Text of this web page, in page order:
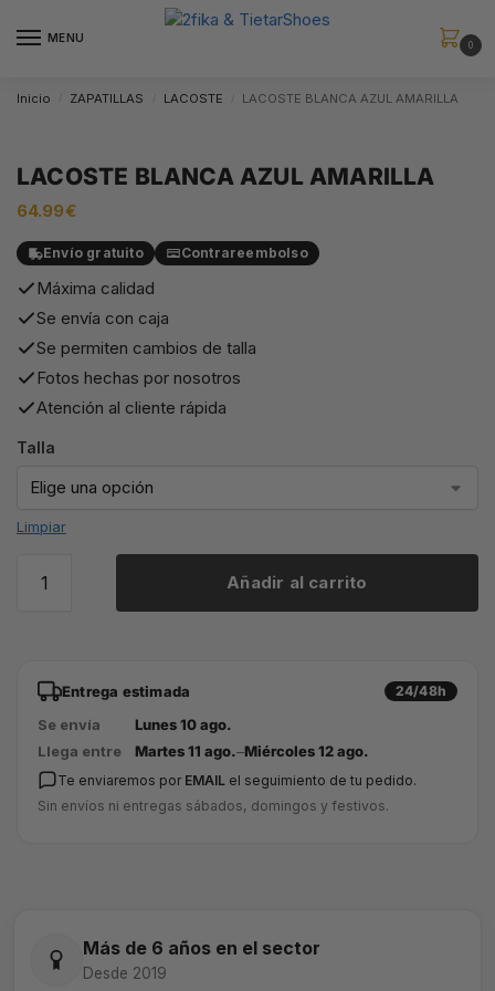
MENU
0
Inicio ZAPATILLAS LACOSTE LACOSTE BLANCA AZUL AMARILLA
LACOSTE BLANCA AZUL AMARILLA
64.99€
Envío gratuito Contrareembolso
Máxima calidad
Se envía con caja
Se permiten cambios de talla
Fotos hechas por nosotros
Atención al cliente rápida
Talla
Limpiar
Añadir al carrito
Entrega estimada 24/48h
Se envía
Lunes 10 ago.
Llega entre
Martes 11 ago.–Miércoles 12 ago.
Te enviaremos por EMAIL el seguimiento de tu pedido.
Sin envíos ni entregas sábados, domingos y festivos.
Más de 6 años en el sector
Desde 2019